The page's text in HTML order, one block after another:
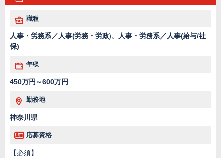
職種
人事・労務系／人事(労務・労政)、人事・労務系／人事(給与/社
保)
年収
450万円～600万円
勤務地
神奈川県
応募資格
【必須】